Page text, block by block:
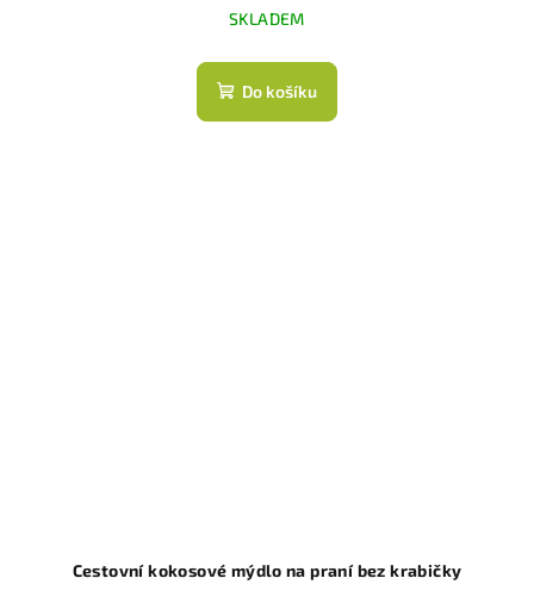
SKLADEM
Do košíku
Cestovní kokosové mýdlo na praní bez krabičky